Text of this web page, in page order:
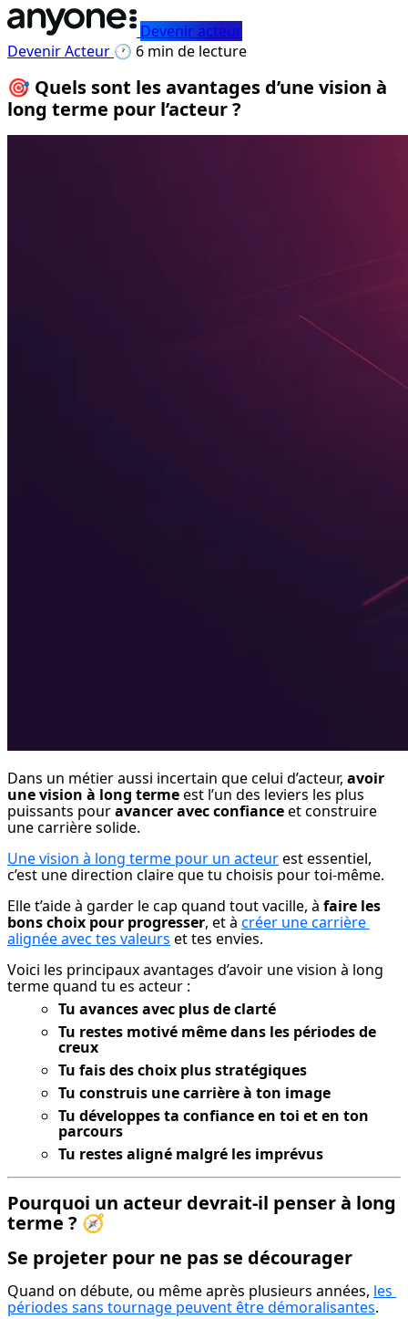
Devenir acteur
Devenir Acteur 🕐 6 min de lecture
🎯 Quels sont les avantages d’une vision à
long terme pour l’acteur ?
Dans un métier aussi incertain que celui d’acteur, avoir
une vision à long terme est l’un des leviers les plus
puissants pour avancer avec confiance et construire
une carrière solide.
Une vision à long terme pour un acteur est essentiel,
c’est une direction claire que tu choisis pour toi-même.
Elle t’aide à garder le cap quand tout vacille, à faire les
bons choix pour progresser, et à créer une carrière
alignée avec tes valeurs et tes envies.
Voici les principaux avantages d’avoir une vision à long
terme quand tu es acteur :
Tu avances avec plus de clarté
Tu restes motivé même dans les périodes de
creux
Tu fais des choix plus stratégiques
Tu construis une carrière à ton image
Tu développes ta confiance en toi et en ton
parcours
Tu restes aligné malgré les imprévus
Pourquoi un acteur devrait-il penser à long
terme ? 🧭
Se projeter pour ne pas se décourager
Quand on débute, ou même après plusieurs années, les
périodes sans tournage peuvent être démoralisantes.